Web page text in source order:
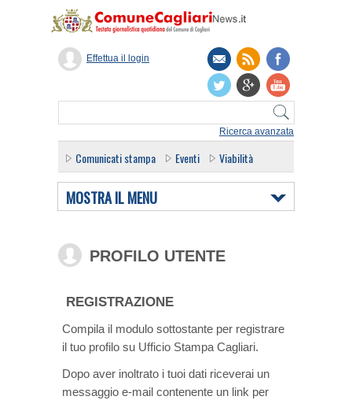
Ricerca avanzata
Effettua il login
Comunicati stampa Eventi Viabilità
MOSTRA IL MENU
PROFILO UTENTE
REGISTRAZIONE
Compila il modulo sottostante per registrare
il tuo profilo su Ufficio Stampa Cagliari.
Dopo aver inoltrato i tuoi dati riceverai un
messaggio e-mail contenente un link per